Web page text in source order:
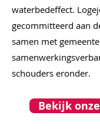
waterbedeffect.
gecommitteerd aan
samen met
schouders eronder.
Bekijk